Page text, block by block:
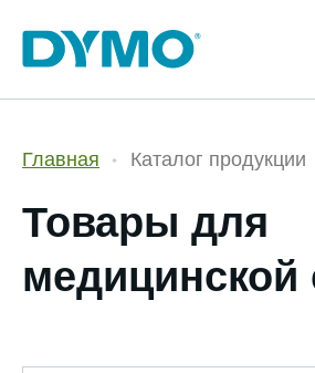
Главная Каталог продукции
Товары для